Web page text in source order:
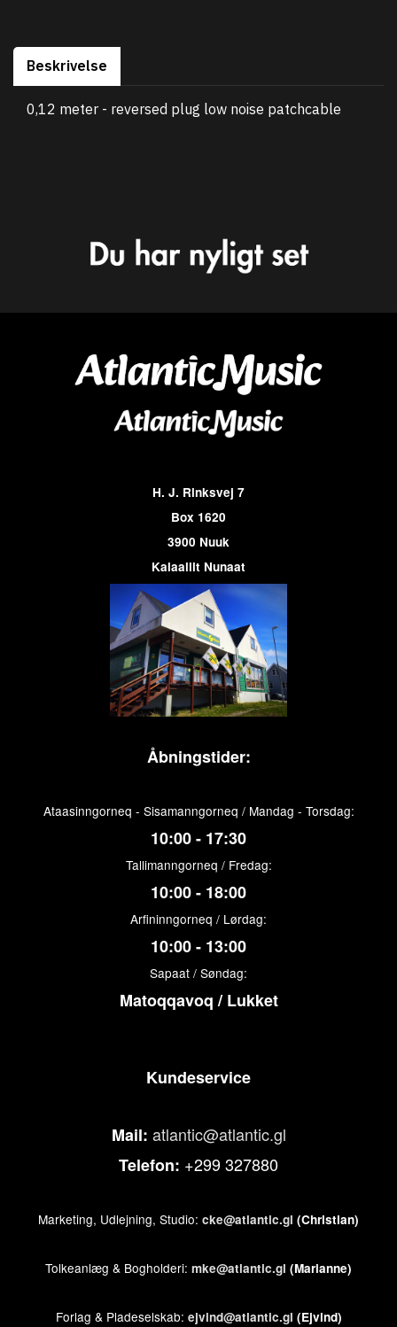
Beskrivelse
0,12 meter - reversed plug low noise patchcable
H. J. Rinksvej 7
Box 1620
3900 Nuuk
Kalaallit Nunaat
Åbningstider:
Ataasinngorneq - Sisamanngorneq / Mandag - Torsdag:
10:00 - 17:30
Tallimanngorneq / Fredag:
10:00 - 18:00
Arfininngorneq / Lørdag:
10:00 - 13:00
Sapaat / Søndag:
Matoqqavoq / Lukket
Kundeservice
Mail: atlantic@atlantic.gl
Telefon: +299 327880
Marketing, Udlejning, Studio: cke@atlantic.gl (Christian)
Tolkeanlæg & Bogholderi: mke@atlantic.gl (Marianne)
Forlag & Pladeselskab: ejvind@atlantic.gl (Ejvind)